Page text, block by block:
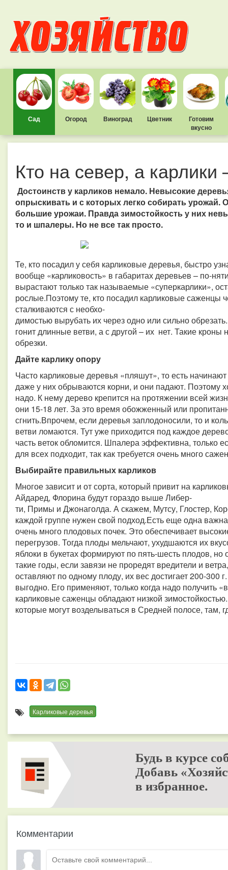
Сад Огород Виноград Цветник
Готовим
вкусно
Кто на север, а карлики
Достоинств у карликов немало. Невысокие
опрыскивать и с которых легко собирать
большие урожаи. Правда зимостойкость у них
то и шпалеры. Но не все так просто.
Те, кто посадил у себя карликовые деревья, быстро
вообще «карликовость» в габаритах деревьев – по-
вырастают только так называемые «суперкарлики»,
рослые.Поэтому те, кто посадил карликовые саженцы
сталкиваются с необхо-
димостью вырубать их через одно или сильно
гонит длинные ветви, а с другой – их нет. Такие
обрезки.
Дайте карлику опору
Часто карликовые деревья «пляшут», то есть
даже у них обрываются корни, и они падают. Поэтому
надо. К нему дерево крепится на протяжении всей
они 15-18 лет. За это время обожженный или
сгнить.Впрочем, если деревья заплодоносили, то и
ветви ломаются. Тут уже приходится под каждое
часть веток обломится. Шпалера эффективна, только
для всех подходит, так как требуется очень много
Выбирайте правильных карликов
Многое зависит и от сорта, который привит на
Айдаред, Флорина будут гораздо выше Либер-
ти, Примы и Джонаголда. А скажем, Мутсу, Глостер,
каждой группе нужен свой подход.Есть еще одна
очень много плодовых почек. Это обеспечивает
перегрузов. Тогда плоды мельчают, ухудшаются их
яблоки в букетах формируют по пять-шесть плодов,
такие годы, если завязи не проредят вредители и
оставляют по одному плоду, их вес достигает 200-300
выгодно. Его применяют, только когда надо получить
карликовые саженцы обладают низкой
которые могут возделываться в Средней полосе, там,
Карликовые деревья
Будь в курсе
Добавь
в избранное.
Комментарии